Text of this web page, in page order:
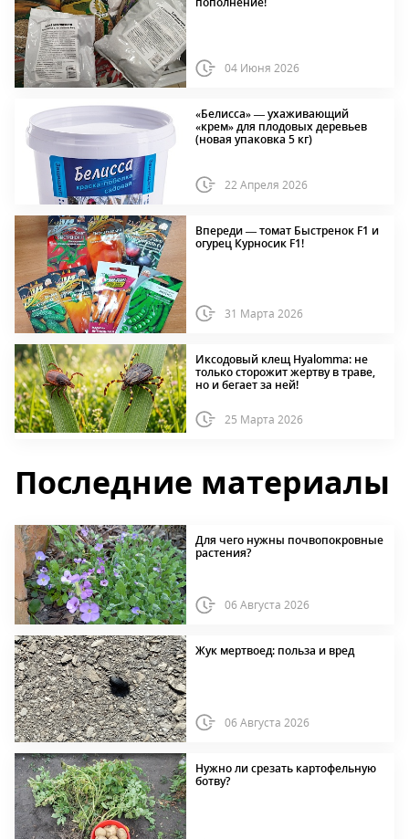
04 Июня 2026
«Белисса» — ухаживающий
«крем» для плодовых деревьев
(новая упаковка 5 кг)
22 Апреля 2026
Впереди — томат Быстренок F1 и
огурец Курносик F1!
31 Марта 2026
Иксодовый клещ Hyalomma: не
только сторожит жертву в траве,
но и бегает за ней!
25 Марта 2026
Последние материалы
Для чего нужны почвопокровные
растения?
06 Августа 2026
Жук мертвоед: польза и вред
06 Августа 2026
Нужно ли срезать картофельную
ботву?